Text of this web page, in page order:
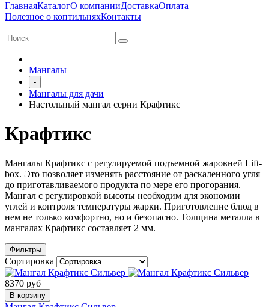
ГлавнаяКаталогО компанииДоставкаОплата
Полезное о коптильняхКонтакты
Мангалы
-
Мангалы для дачи
Настольный мангал серии Крафтикс
Крафтикс
Мангалы Крафтикс с регулируемой подъемной жаровней Lift-
box. Это позволяет изменять расстояние от раскаленного угля
до приготавливаемого продукта по мере его прогорания.
Мангал с регулировкой высоты необходим для экономии
углей и контроля температуры жарки. Приготовление блюд в
нем не только комфортно, но и безопасно. Толщина металла в
мангалах Крафтикс составляет 2 мм.
Фильтры
Сортировка
8370 руб
В корзину